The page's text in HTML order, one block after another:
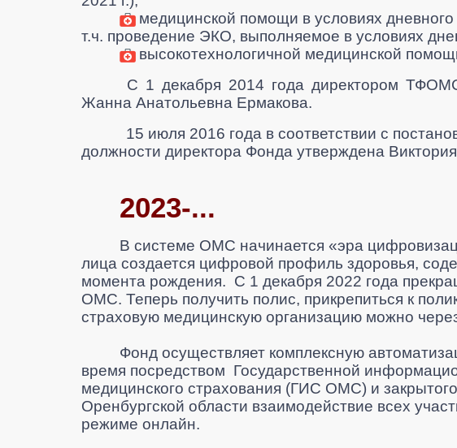
медицинской помощи в условиях дневного
т.ч. проведение ЭКО, выполняемое в условиях
высокотехнологичной медицинской
С 1 декабря 2014 года директором
Жанна Анатольевна Ермакова.
15 июля 2016 года в соответствии с
должности директора Фонда утверждена
2023-...
В системе ОМС начинается «эра
лица создается цифровой профиль здоровья,
момента рождения. С 1 декабря 2022 года
ОМС. Теперь получить полис, прикрепиться к
страховую медицинскую организацию можно
Фонд осуществляет комплексную
время посредством Государственной
медицинского страхования (ГИС ОМС) и
Оренбургской области взаимодействие всех
режиме онлайн.